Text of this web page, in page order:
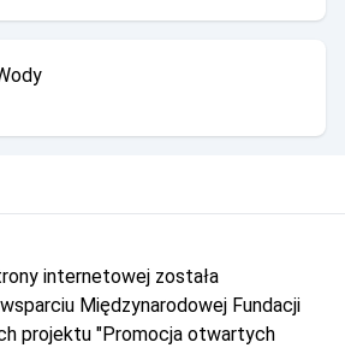
internetowej została
Międzynarodowej Fundacji
projektu "Promocja otwartych